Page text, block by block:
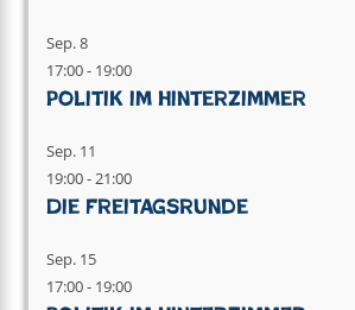
Sep.8
17:00- 19:00
Politik im Hinterzimmer
Sep. 11
19:00-21:00
Die Freitagsrunde
Sep. 15
17:00- 19:00